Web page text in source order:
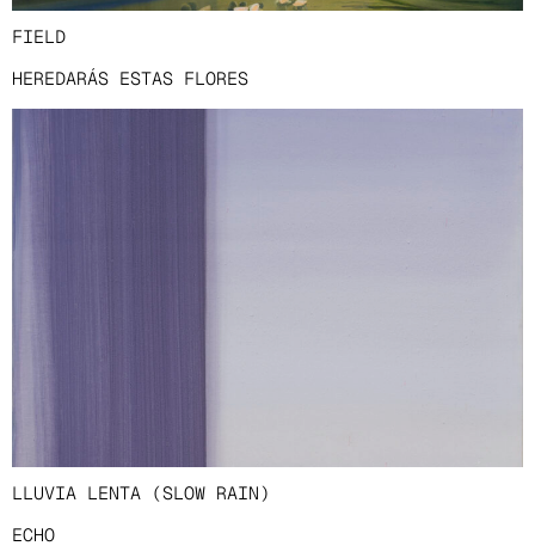
FIELD
HEREDARÁS ESTAS FLORES
LLUVIA LENTA (SLOW RAIN)
ECHO